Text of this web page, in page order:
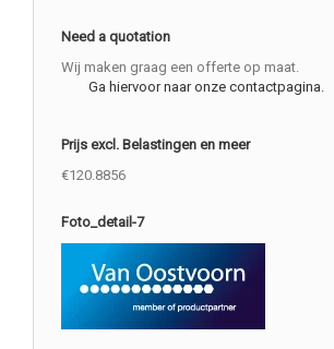
Need a quotation
Wij maken graag een offerte op maat.
Ga hiervoor naar onze contactpagina.
Prijs excl. Belastingen en meer
€120.8856
Foto_detail-7